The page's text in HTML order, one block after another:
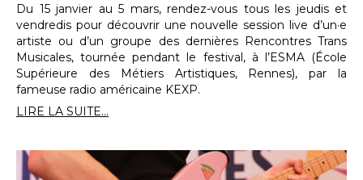
Du 15 janvier au 5 mars, rendez-vous tous les jeudis et
vendredis pour découvrir une nouvelle session live d’un·e
artiste ou d’un groupe des dernières Rencontres Trans
Musicales, tournée pendant le festival, à l’ESMA (École
Supérieure des Métiers Artistiques, Rennes), par la
fameuse radio américaine KEXP.
LIRE LA SUITE...